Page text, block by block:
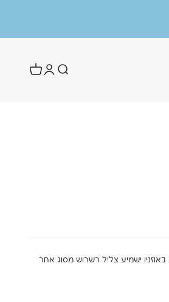
ישמיע צליל רשרוש מסוג אחר